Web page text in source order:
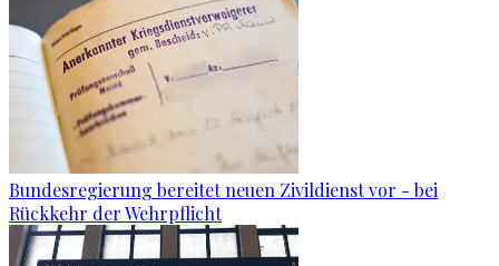
Bundesregierung bereitet neuen Zivildienst vor - bei
Rückkehr der Wehrpflicht